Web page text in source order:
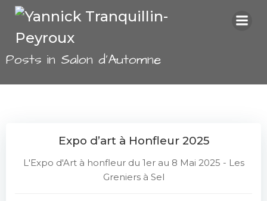
au
Posts in Salon d’Automne
Expo d’art à Honfleur 2025
L'Expo d'Art à honfleur du 1er au 8 Mai 2025 - Les
Greniers à Sel